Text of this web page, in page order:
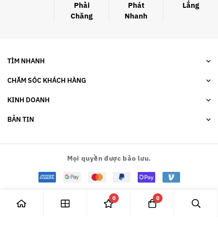
Phải
Chăng
Phát
Nhanh
Lắng
TÌM NHANH
CHĂM SÓC KHÁCH HÀNG
KINH DOANH
BẢN TIN
Mọi quyền được bảo lưu.
0 0